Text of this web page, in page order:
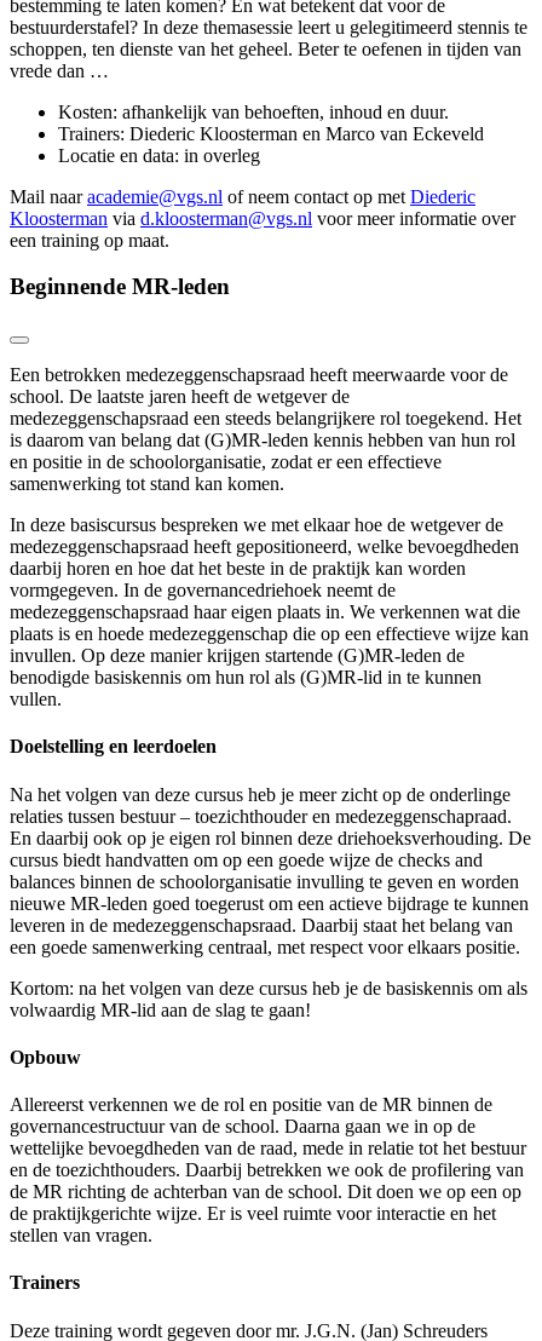
bestemming te laten komen? En wat betekent dat voor de
bestuurderstafel? In deze themasessie leert u gelegitimeerd stennis te
schoppen, ten dienste van het geheel. Beter te oefenen in tijden van
vrede dan …
Kosten: afhankelijk van behoeften, inhoud en duur.
Trainers: Diederic Kloosterman en Marco van Eckeveld
Locatie en data: in overleg
Mail naaracademie@vgs.nl of neem contact op met Diederic
Kloosterman via d.kloosterman@vgs.nl voor meer informatie over
een training op maat.
Beginnende MR-leden
Een betrokken medezeggenschapsraad heeft meerwaarde voor de
school. De laatste jaren heeft de wetgever de
medezeggenschapsraad een steeds belangrijkere rol toegekend. Het
is daarom van belang dat (G)MR-leden kennis hebben van hun rol
en positie in de schoolorganisatie, zodat er een effectieve
samenwerking tot stand kan komen.
In deze basiscursus bespreken we met elkaar hoe de wetgever de
medezeggenschapsraad heeft gepositioneerd, welke bevoegdheden
daarbij horen en hoe dat het beste in de praktijk kan worden
vormgegeven. In de governancedriehoek neemt de
medezeggenschapsraad haar eigen plaats in. We verkennen wat die
plaats is en hoede medezeggenschap die op een effectieve wijze kan
invullen. Op deze manier krijgen startende (G)MR-leden de
benodigde basiskennis om hun rol als (G)MR-lid in te kunnen
vullen.
Doelstelling en leerdoelen
Na het volgen van deze cursus heb je meer zicht op de onderlinge
relaties tussen bestuur – toezichthouder en medezeggenschapraad.
En daarbij ook op je eigen rol binnen deze driehoeksverhouding. De
cursus biedt handvatten om op een goede wijze de checks and
balances binnen de schoolorganisatie invulling te geven en worden
nieuwe MR-leden goed toegerust om een actieve bijdrage te kunnen
leveren in de medezeggenschapsraad. Daarbij staat het belang van
een goede samenwerking centraal, met respect voor elkaars positie.
Kortom: na het volgen van deze cursus heb je de basiskennis om als
volwaardig MR-lid aan de slag te gaan!
Opbouw
Allereerst verkennen we de rol en positie van de MR binnen de
governancestructuur van de school. Daarna gaan we in op de
wettelijke bevoegdheden van de raad, mede in relatie tot het bestuur
en de toezichthouders. Daarbij betrekken we ook de profilering van
de MR richting de achterban van de school. Dit doen we op een op
de praktijkgerichte wijze. Er is veel ruimte voor interactie en het
stellen van vragen.
Trainers
Deze training wordt gegeven door mr. J.G.N. (Jan) Schreuders